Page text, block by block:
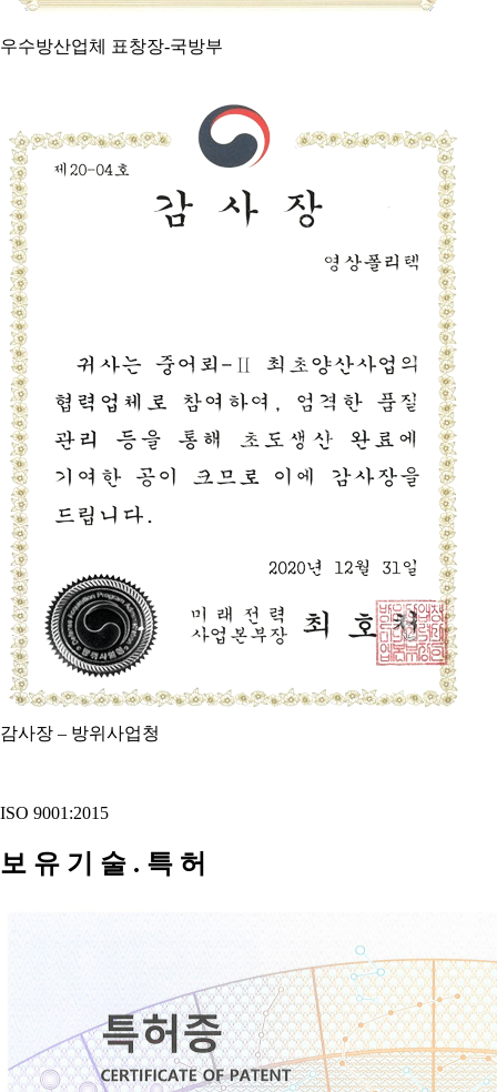
우수방산업체 표창장-국방부
감사장 – 방위사업청
ISO 9001:2015
보 유 기 술 . 특 허